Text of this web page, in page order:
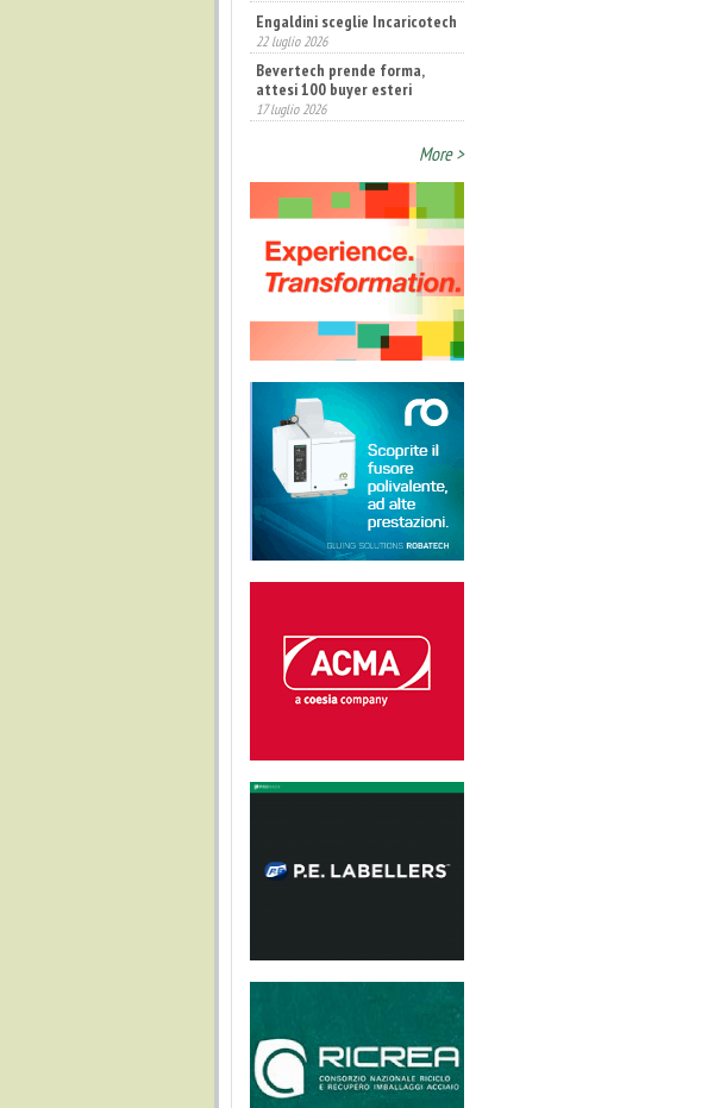
Engaldini sceglie Incaricotech
22 luglio 2026
Bevertech prende forma,
attesi 100 buyer esteri
17 luglio 2026
Diamonds Awards 2026 di FTA
14 luglio 2026
More >